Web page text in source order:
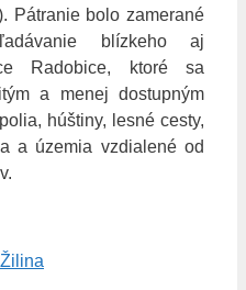
Pátranie bolo zamerané
blízkeho aj
Radobice, ktoré sa
a menej dostupným
húštiny, lesné cesty,
a územia vzdialené od